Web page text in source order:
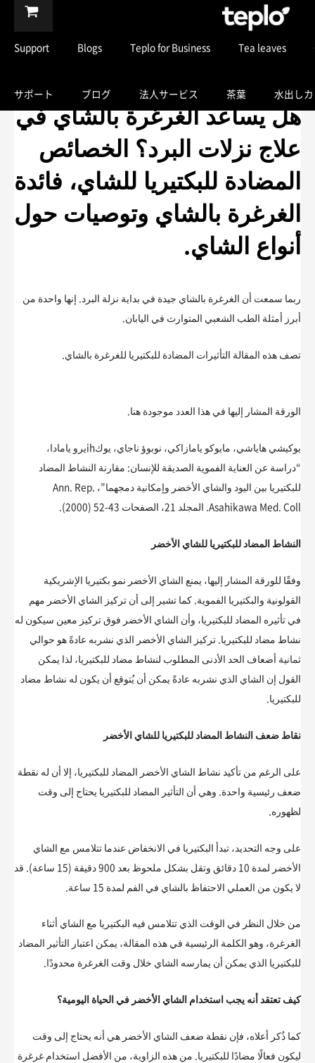
Tea leaves
Teplo for Business
Blogs
Support
水出し
茶葉
法人サービス
ブログ
サポート
هل يساعد الغرغرة بالشاي في
علاج نزلات البرد؟ الخصائص
المضادة للبكتيريا للشاي، فائدة
الغرغرة بالشاي وتوصيات حول
أنواع الشاي.
ربما سمعت أن الغرغرة بالشاي جيدة في بداية نزلة البرد. إنها واحدة من
أبرز أمثلة الطب الشعبي المتوارث في اليابان.
تصف هذه المقالة التأثيرات المضادة للبكتيريا للغرغرة بالشاي.
الورقة المشار إليها في هذا العدد موجودة هنا.
يوكيشي هاياشي، مايوكو يامازاكي، نوبوؤ ناجاي، يوكihيرو يامادا،
“دراسة عن العناية الفموية الصديقة للإنسان: مقارنة النشاط المضاد
للبكتيريا بين اليود والشاي الأخضر وإمكانية دمجهما”، Ann. Rep.
Asahikawa Med. Coll. المجلد 21، الصفحات 43-52 (2000).
النشاط المضاد للبكتيريا للشاي الأخضر
وفقًا للورقة المشار إليها، يمنع الشاي الأخضر نمو بكتيريا الإشريكية
القولونية والبكتيريا الفموية. كما تشير إلى أن تركيز الشاي الأخضر مهم
في تأثيره المضاد للبكتيريا، وأن الشاي الأخضر فوق تركيز معين سيكون له
نشاط مضاد للبكتيريا. تركيز الشاي الأخضر الذي نشربه عادةً هو حوالي
ثمانية أضعاف الحد الأدنى المطلوب لنشاط مضاد للبكتيريا، لذا يمكن
القول إن الشاي الذي نشربه عادةً يمكن أن يُتوقع أن يكون له نشاط مضاد
للبكتيريا.
نقاط ضعف النشاط المضاد للبكتيريا للشاي الأخضر
على الرغم من تأكيد نشاط الشاي الأخضر المضاد للبكتيريا، إلا أن له نقطة
ضعف رئيسية واحدة. وهي أن التأثير المضاد للبكتيريا يحتاج إلى وقت
لظهوره.
على وجه التحديد، تبدأ البكتيريا في الانخفاض عندما تتلامس مع الشاي
الأخضر لمدة 10 دقائق وتقل بشكل ملحوظ بعد 900 دقيقة (15 ساعة). قد
لا يكون من العملي الاحتفاظ بالشاي في الفم لمدة 15 ساعة.
من خلال النظر في الوقت الذي تتلامس فيه البكتيريا مع الشاي أثناء
الغرغرة، وهو الكلمة الرئيسية في هذه المقالة، يمكن اعتبار التأثير المضاد
للبكتيريا الذي يمكن أن يمارسه الشاي خلال وقت الغرغرة محدودًا.
كيف تعتقد أنه يجب استخدام الشاي الأخضر في الحياة اليومية؟
كما ذُكر أعلاه، فإن نقطة ضعف الشاي الأخضر هي أنه يحتاج إلى وقت
ليكون فعالًا مضادًا للبكتيريا. من هذه الزاوية، من الأفضل استخدام غرغرة